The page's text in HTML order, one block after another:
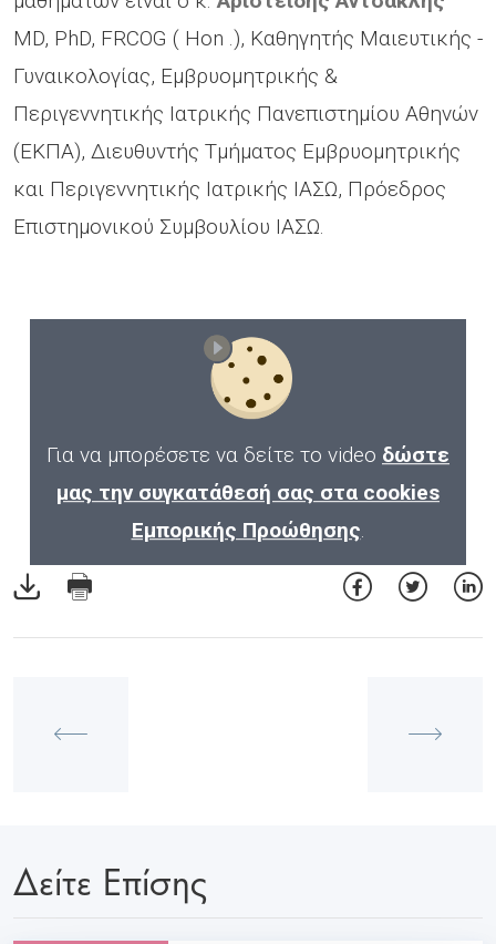
MD, PhD, FRCOG ( Hon .), Καθηγητής Μαιευτικής -
Γυναικολογίας, Εμβρυομητρικής &
Περιγεννητικής Ιατρικής Πανεπιστημίου Αθηνών
(ΕΚΠΑ), Διευθυντής Τμήματος Εμβρυομητρικής
και Περιγεννητικής Ιατρικής ΙΑΣΩ, Πρόεδρος
Επιστημονικού Συμβουλίου ΙΑΣΩ.
Για να μπορέσετε να δείτε το video δώστε
μας την συγκατάθεσή σας στα cookies
Εμπορικής Προώθησης.
Δείτε Επίσης